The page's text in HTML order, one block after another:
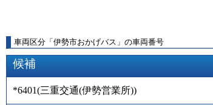
車両区分 「 伊勢市おかげバス 」 の車両番号
候補
*6401(三重交通(伊勢営業所))